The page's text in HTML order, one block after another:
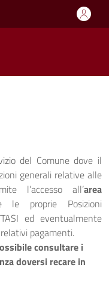
del Comune dove il
generali relative alle
l’accesso all’area
le proprie Posizioni
ed eventualmente
pagamenti.
consultare i
doversi recare in